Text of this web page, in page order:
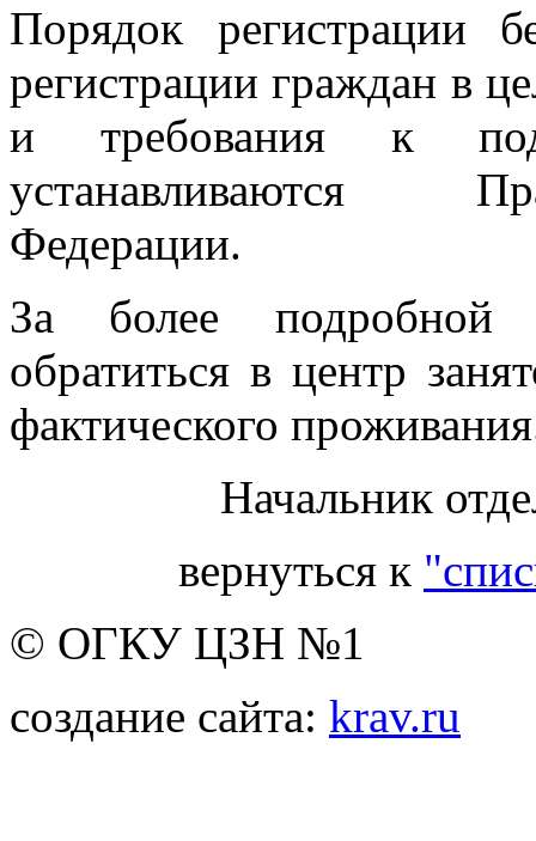
Порядок регистрации
регистрации граждан в
и требования к
устанавливаются
Федерации.
За более подробной
обратиться в центр
фактического
Начальник
вернуться к
© ОГКУ ЦЗН №1
создание сайта: krav.ru